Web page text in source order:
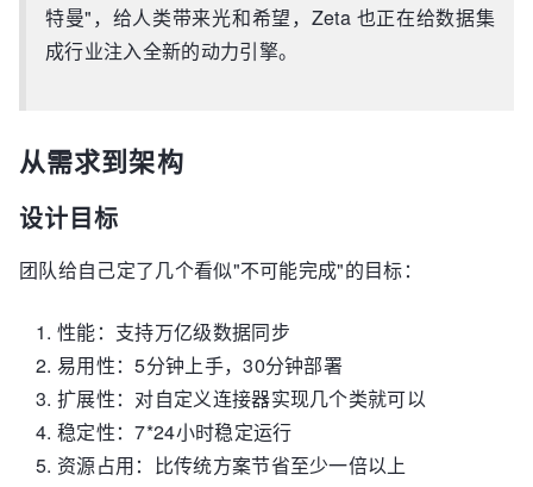
特曼"，给人类带来光和希望，Zeta 也正在给数据集
成行业注入全新的动力引擎。
从需求到架构
设计目标
团队给自己定了几个看似"不可能完成"的目标：
性能：支持万亿级数据同步
易用性：5分钟上手，30分钟部署
扩展性：对自定义连接器实现几个类就可以
稳定性：7*24小时稳定运行
资源占用：比传统方案节省至少一倍以上